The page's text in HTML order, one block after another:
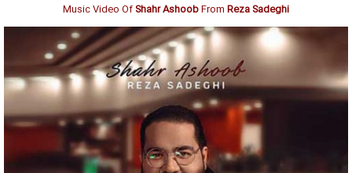
Music Video Of Shahr AshoobFrom Reza Sadeghi